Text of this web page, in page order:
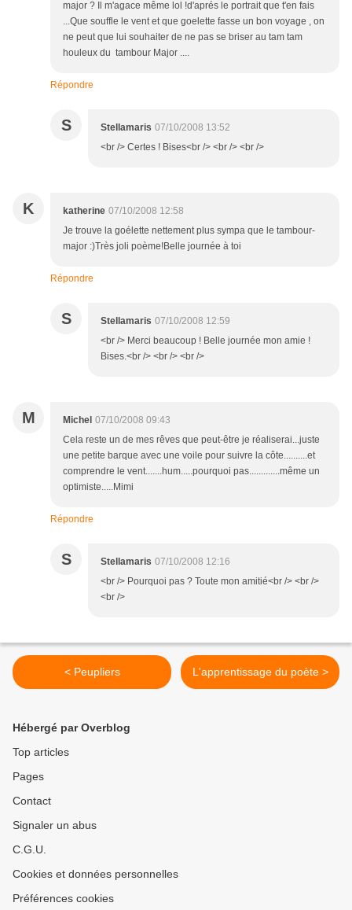
major ? Il m'agace même lol !d'aprés le portrait que t'en fais
...Que souffle le vent et que goelette fasse un bon voyage , on
ne peut que lui souhaiter de ne pas se briser au tam tam
houleux du tambour Major ....
Répondre
S Stellamaris 07/10/2008 13:52
<br /> Certes ! Bises<br /> <br /> <br />
K katherine 07/10/2008 12:58
Je trouve la goélette nettement plus sympa que le tambour-
major :)Très joli poème!Belle journée à toi
Répondre
S Stellamaris 07/10/2008 12:59
<br /> Merci beaucoup ! Belle journée mon amie !
Bises.<br /> <br /> <br />
M Michel 07/10/2008 09:43
Cela reste un de mes rêves que peut-être je réaliserai...juste
une petite barque avec une voile pour suivre la côte..........et
comprendre le vent.......hum.....pourquoi pas.............même un
optimiste.....Mimi
Répondre
S Stellamaris 07/10/2008 12:16
<br /> Pourquoi pas ? Toute mon amitié<br /> <br />
<br />
< Peupliers L'apprentissage du poète >
Hébergé par Overblog
Top articles
Pages
Contact
Signaler un abus
C.G.U.
Cookies et données personnelles
Préférences cookies